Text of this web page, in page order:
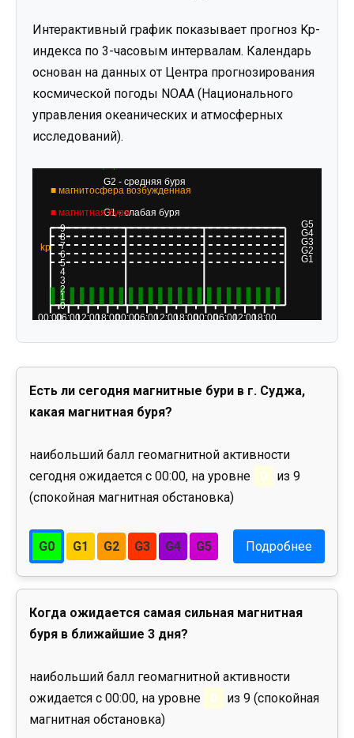
Интерактивный график показывает прогноз Kp-
индекса по 3-часовым интервалам. Календарь
основан на данных от Центра прогнозирования
космической погоды NOAA (Национального
управления океанических и атмосферных
исследований).
Есть ли сегодня магнитные бури в г. Суджа,
какая магнитная буря?
наибольший балл геомагнитной активности
сегодня ожидается с 00:00, на уровне
0
из 9
(спокойная магнитная обстановка)
G0 G1 G2 G3 G4 G5 Подробнее
Когда ожидается самая сильная магнитная
буря в ближайшие 3 дня?
наибольший балл геомагнитной активности
ожидается с 00:00, на уровне
0
из 9 (спокойная
магнитная обстановка)